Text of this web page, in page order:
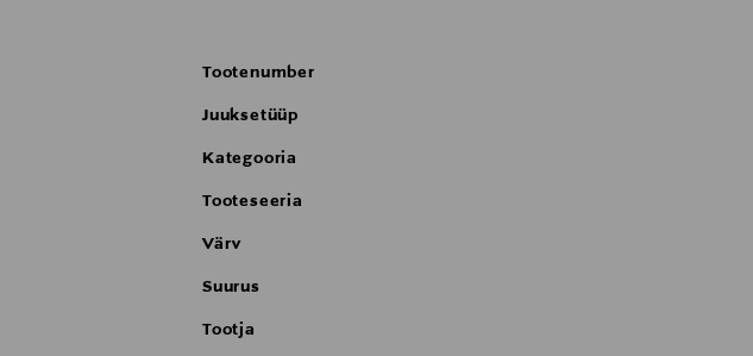
Tootenumber
Juuksetüüp
Kategooria
Tooteseeria
Värv
Suurus
Tootja